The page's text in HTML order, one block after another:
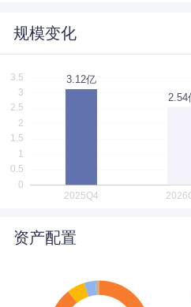
规模变化
资产配置